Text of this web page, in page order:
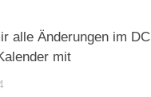
alle Änderungen im DC
mit